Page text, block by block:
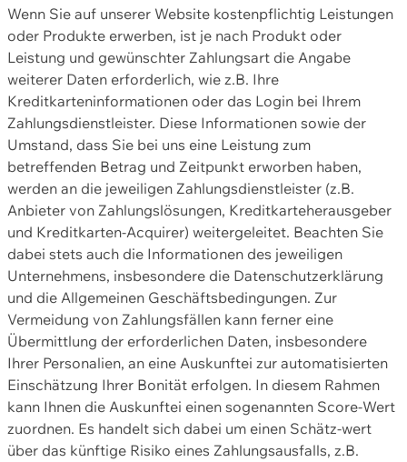
Wenn Sie auf unserer Website kostenpflichtig Leistungen
oder Produkte erwerben, ist je nach Produkt oder
Leistung und gewünschter Zahlungsart die Angabe
weiterer Daten erforderlich, wie z.B. Ihre
Kreditkarteninformationen oder das Login bei Ihrem
Zahlungsdienstleister. Diese Informationen sowie der
Umstand, dass Sie bei uns eine Leistung zum
betreffenden Betrag und Zeitpunkt erworben haben,
werden an die jeweiligen Zahlungsdienstleister (z.B.
Anbieter von Zahlungslösungen, Kreditkarteherausgeber
und Kreditkarten-Acquirer) weitergeleitet. Beachten Sie
dabei stets auch die Informationen des jeweiligen
Unternehmens, insbesondere die Datenschutzerklärung
und die Allgemeinen Geschäftsbedingungen. Zur
Vermeidung von Zahlungsfällen kann ferner eine
Übermittlung der erforderlichen Daten, insbesondere
Ihrer Personalien, an eine Auskunftei zur automatisierten
Einschätzung Ihrer Bonität erfolgen. In diesem Rahmen
kann Ihnen die Auskunftei einen sogenannten Score-Wert
zuordnen. Es handelt sich dabei um einen Schätz-wert
über das künftige Risiko eines Zahlungsausfalls, z.B.